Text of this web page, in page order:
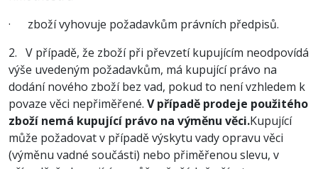
· zboží vyhovuje požadavkům právních předpisů.
2. V případě, že zboží při převzetí kupujícím neodpovídá
výše uvedeným požadavkům, má kupující právo na
dodání nového zboží bez vad, pokud to není vzhledem k
povaze věci nepřiměřené. V případě prodeje použitého
zboží nemá kupující právo na výměnu věci.Kupující
může požadovat v případě výskytu vady opravu věci
(výměnu vadné součásti) nebo přiměřenou slevu, v